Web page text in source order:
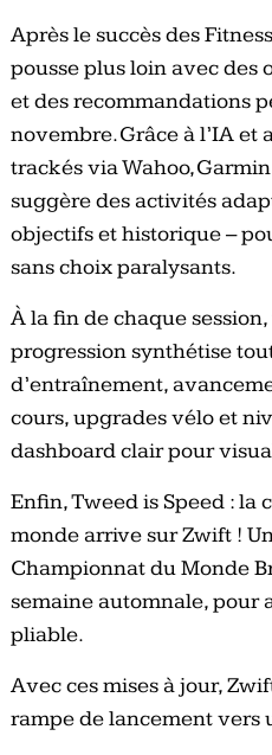
Après le succès des
pousse plus loin avec des
et des recommandations
novembre. Grâce à l’IA et
trackés via Wahoo,
suggère des activités
objectifs et historique –
sans choix paralysants.
À la fin de chaque
progression synthétise
d’entraînement,
cours, upgrades vélo et
dashboard clair pour
Enfin, Tweed is Speed : la
monde arrive sur Zwift !
Championnat du Monde
semaine automnale, pour
pliable.
Avec ces mises à jour,
rampe de lancement vers